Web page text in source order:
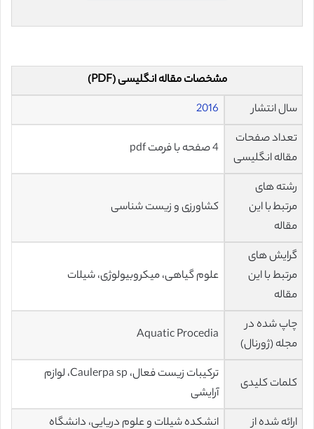
مشخصات مقاله انگلیسی (PDF)
سال انتشار
2016
تعداد صفحات
مقاله انگلیسی
4 صفحه با فرمت pdf
رشته های
مرتبط با این
مقاله
کشاورزی و زیست شناسی
گرایش های
مرتبط با این
مقاله
علوم گیاهی، میکروبیولوژی، شیلات
چاپ شده در
مجله (ژورنال)
Aquatic Procedia
کلمات کلیدی
ترکیبات زیست فعال، Caulerpa sp، لوازم
آرایشی
ارائه شده از
انشکده شیلات و علوم دریایی، دانشگاه